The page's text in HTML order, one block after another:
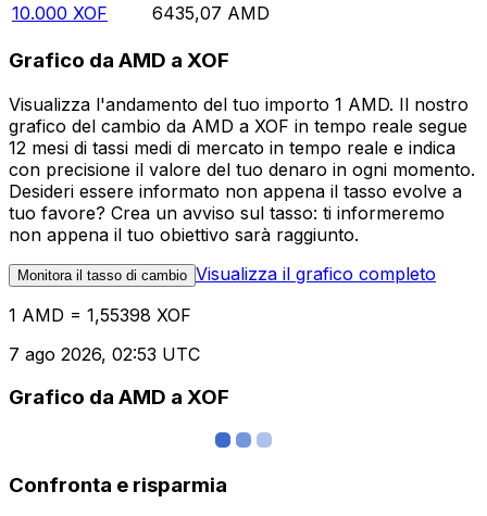
10.000 XOF 6435,07 AMD
Grafico da AMD a XOF
Visualizza l'andamento del tuo importo 1 AMD. Il nostro
grafico del cambio da AMD a XOF in tempo reale segue
12 mesi di tassi medi di mercato in tempo reale e indica
con precisione il valore del tuo denaro in ogni momento.
Desideri essere informato non appena il tasso evolve a
tuo favore? Crea un avviso sul tasso: ti informeremo
non appena il tuo obiettivo sarà raggiunto.
Monitora il tasso di cambio Visualizza il grafico completo
1 AMD = 1,55398 XOF
7 ago 2026, 02:53 UTC
Grafico da AMD a XOF
Confronta e risparmia